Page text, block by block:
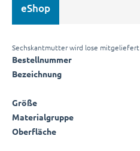
eShop
Sechskantmutter wird lose mitgeliefert
Bestellnummer
Bezeichnung
Größe
Materialgruppe
Oberfläche